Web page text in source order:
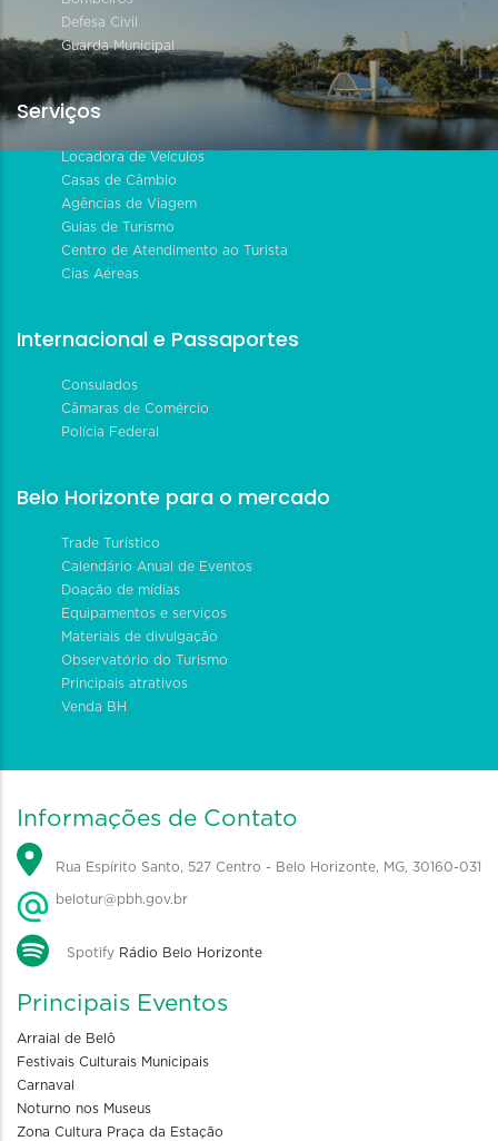
Defesa Civil
Guarda Municipal
Serviços
Locadora de Veículos
Casas de Câmbio
Agências de Viagem
Guias de Turismo
Centro de Atendimento ao Turista
Cias Aéreas
Internacional e Passaportes
Consulados
Câmaras de Comércio
Polícia Federal
Belo Horizonte para o mercado
Trade Turístico
Calendário Anual de Eventos
Doação de mídias
Equipamentos e serviços
Materiais de divulgação
Observatório do Turismo
Principais atrativos
Venda BH
Informações de Contato
Rua Espírito Santo, 527 Centro - Belo Horizonte, MG, 30160-031
belotur@pbh.gov.br
Spotify Rádio Belo Horizonte
Principais Eventos
Arraial de Belô
Festivais Culturais Municipais
Carnaval
Noturno nos Museus
Zona Cultura Praça da Estação